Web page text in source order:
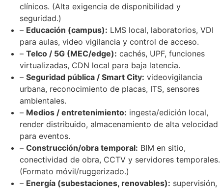
clínicos. (Alta exigencia de disponibilidad y
seguridad.)
– Educación (campus): LMS local, laboratorios, VDI
para aulas, video vigilancia y control de acceso.
– Telco / 5G (MEC/edge): cachés, UPF, funciones
virtualizadas, CDN local para baja latencia.
– Seguridad pública / Smart City: videovigilancia
urbana, reconocimiento de placas, ITS, sensores
ambientales.
– Medios / entretenimiento: ingesta/edición local,
render distribuido, almacenamiento de alta velocidad
para eventos.
– Construcción/obra temporal: BIM en sitio,
conectividad de obra, CCTV y servidores temporales.
(Formato móvil/ruggerizado.)
– Energía (subestaciones, renovables): supervisión,